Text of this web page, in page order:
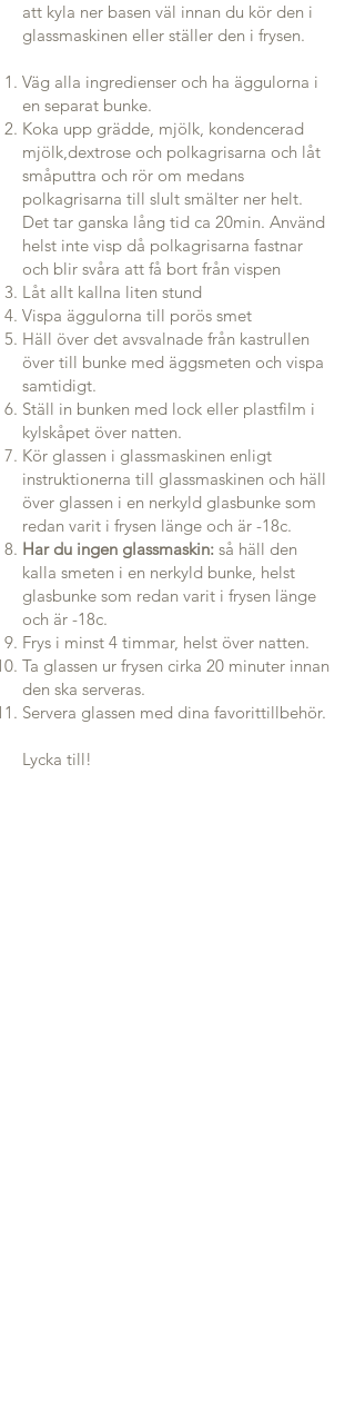
att kyla ner basen väl innan du kör den i
glassmaskinen eller ställer den i frysen.
Väg alla ingredienser och ha äggulorna i
en separat bunke.
Koka upp grädde, mjölk, kondencerad
mjölk,dextrose och polkagrisarna och låt
småputtra och rör om medans
polkagrisarna till slult smälter ner helt.
Det tar ganska lång tid ca 20min. Använd
helst inte visp då polkagrisarna fastnar
och blir svåra att få bort från vispen
Låt allt kallna liten stund
Vispa äggulorna till porös smet
Häll över det avsvalnade från kastrullen
över till bunke med äggsmeten och vispa
samtidigt.
Ställ in bunken med lock eller plastfilm i
kylskåpet över natten.
Kör glassen i glassmaskinen enligt
instruktionerna till glassmaskinen och häll
över glassen i en nerkyld glasbunke som
redan varit i frysen länge och är -18c.
Har du ingen glassmaskin: så häll den
kalla smeten i en nerkyld bunke, helst
glasbunke som redan varit i frysen länge
och är -18c.
Frys i minst 4 timmar, helst över natten.
Ta glassen ur frysen cirka 20 minuter innan
den ska serveras.
Servera glassen med dina favorittillbehör.
Lycka till!